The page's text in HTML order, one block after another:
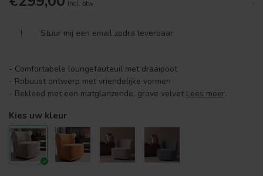
Incl. btw
! Stuur mij een email zodra leverbaar
- Comfortabele loungefauteuil met draaipoot
- Robuust ontwerp met vriendelijke vormen
- Bekleed met een matglanzende, grove velvet Lees meer.
Kies uw kleur